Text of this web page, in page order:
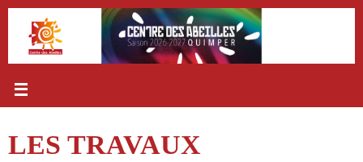
Passer
contenu
LES TRAVAUX